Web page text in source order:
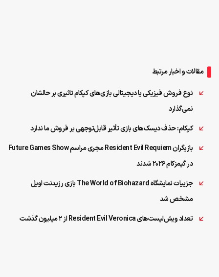
مقالات و اخبار مرتبط
نوع فروش فیزیکی یا دیجیتالی بازی‌های کپکام تاثیری بر حالشان
نمی‌گذارد
کپکام: حذف دیسک‌های بازی تأثیر قابل‌توجهی بر فروش ما ندارد
بازیگران Resident Evil Requiem مجری مراسم Future Games Show
در گیمزکام ۲۰۲۶ شدند
جزییات نمایشگاه The World of Biohazard بازی رزیدنت اویل
مشخص شد
تعداد ویش‌لیست‌‌های Resident Evil Veronica از ۲ میلیون گذشت